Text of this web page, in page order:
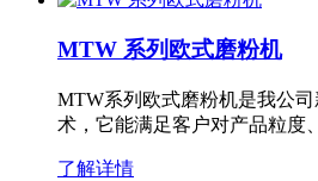
MTW 系列欧式磨粉机
MTW系列欧式磨粉机是我公
术，它能满足客户对产品粒度
了解详情